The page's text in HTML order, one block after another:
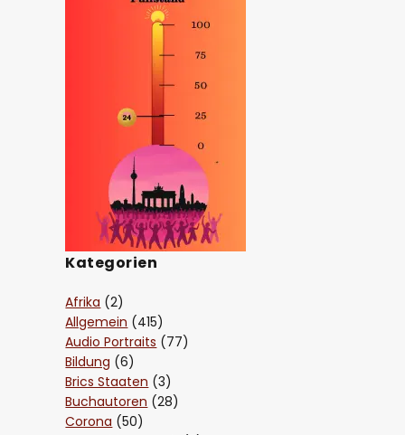
Kategorien
Afrika (2)
Allgemein (415)
Audio Portraits (77)
Bildung (6)
Brics Staaten (3)
Buchautoren (28)
Corona (50)